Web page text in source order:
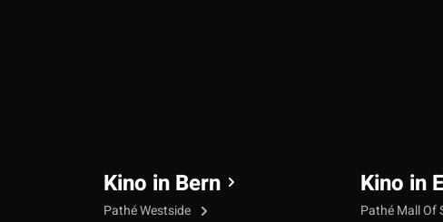
Kino in Bern
Pathé Westside
Kino in
Pathé Mall Of